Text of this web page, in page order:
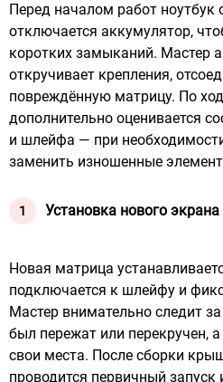
Перед началом работ ноутбук
отключается аккумулятор,
коротких замыканий. Мастер
откручивает крепления,
повреждённую матрицу. По
дополнительно оценивается
и шлейфа — при
заменить изношенные
Установка нового экрана
Новая матрица
подключается к шлейфу и
Мастер внимательно следит
был пережат или перекручен,
свои места. После сборки
проводится первичный запуск